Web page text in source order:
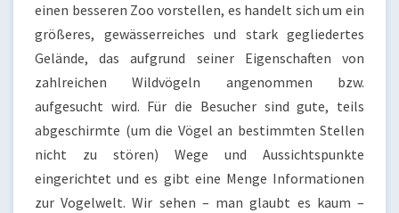
einen besseren Zoo vorstellen, es handelt sich um ein
größeres, gewässerreiches und stark gegliedertes
Gelände, das aufgrund seiner Eigenschaften von
zahlreichen Wildvögeln angenommen bzw.
aufgesucht wird. Für die Besucher sind gute, teils
abgeschirmte (um die Vögel an bestimmten Stellen
nicht zu stören) Wege und Aussichtspunkte
eingerichtet und es gibt eine Menge Informationen
zur Vogelwelt. Wir sehen – man glaubt es kaum –